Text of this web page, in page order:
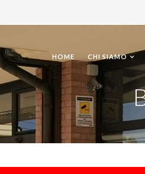
HOME CHI SIAMO